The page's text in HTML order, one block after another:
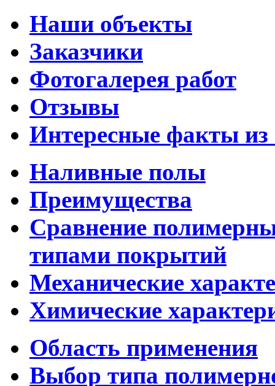
Наши объекты
Заказчики
Фотогалерея работ
Отзывы
Интересные факты
Наливные полы
Преимущества
Сравнение
типами покрытий
Механические
Химические
Область применения
Выбор типа